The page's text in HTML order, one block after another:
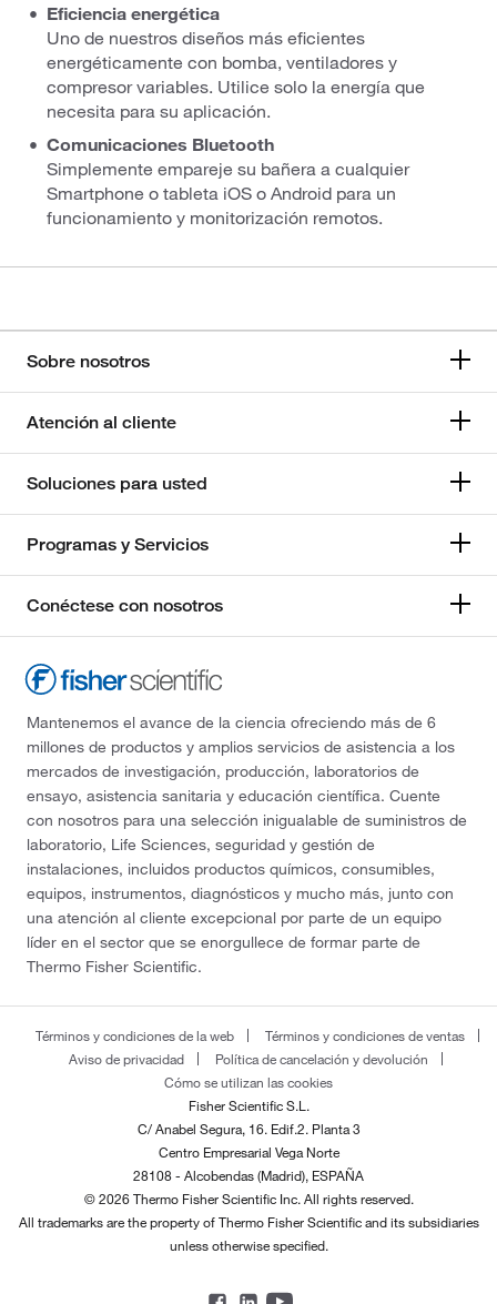
Eficiencia energética
Uno de nuestros diseños más eficientes
energéticamente con bomba, ventiladores y
compresor variables. Utilice solo la energía que
necesita para su aplicación.
Comunicaciones Bluetooth
Simplemente empareje su bañera a cualquier
Smartphone o tableta iOS o Android para un
funcionamiento y monitorización remotos.
Sobre nosotros
Atención al cliente
Soluciones para usted
Programas y Servicios
Conéctese con nosotros
Mantenemos el avance de la ciencia ofreciendo más de 6
millones de productos y amplios servicios de asistencia a los
mercados de investigación, producción, laboratorios de
ensayo, asistencia sanitaria y educación científica. Cuente
con nosotros para una selección inigualable de suministros de
laboratorio, Life Sciences, seguridad y gestión de
instalaciones, incluidos productos químicos, consumibles,
equipos, instrumentos, diagnósticos y mucho más, junto con
una atención al cliente excepcional por parte de un equipo
líder en el sector que se enorgullece de formar parte de
Thermo Fisher Scientific.
Términos y condiciones de la web
Términos y condiciones de ventas
Aviso de privacidad
Política de cancelación y devolución
Cómo se utilizan las cookies
Fisher Scientific S.L.
C/ Anabel Segura, 16. Edif.2. Planta 3
Centro Empresarial Vega Norte
28108 - Alcobendas (Madrid), ESPAÑA
© 2026 Thermo Fisher Scientific Inc. All rights reserved.
All trademarks are the property of Thermo Fisher Scientific and its subsidiaries
unless otherwise specified.